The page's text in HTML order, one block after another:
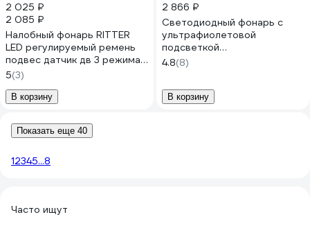
2 025 ₽
2 085 ₽
Налобный фонарь RITTER
LED регулируемый ремень
подвес датчик дв 3 режима
5Вт 1200 мАч 180Лм IP44
56211 9
5(3)
В корзину
2 866 ₽
Светодиодный фонарь с
ультрафиолетовой
подсветкой
СТАНКОИМПОРТ FLB101UV
4.8(8)
В корзину
Показать еще 40
12345...8
Часто ищут